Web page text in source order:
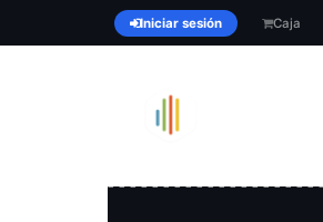
Iniciar sesión Caja